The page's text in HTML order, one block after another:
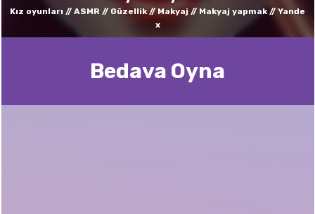
Kız oyunları ASMR Güzellik Makyaj Makyaj yapmak
Yande
x
Bedava Oyna